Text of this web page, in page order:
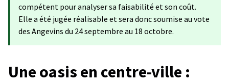
compétent pour analyser sa faisabilité et son coût.
Elle a été jugée réalisable et sera donc soumise au vote
des Angevins du 24 septembre au 18 octobre.
Une oasis en centre-ville :